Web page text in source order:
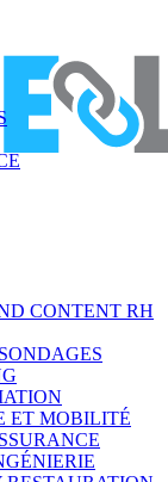
CONTENT RH
ET MOBILITÉ